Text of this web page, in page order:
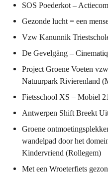
SOS Poederkot –
Gezonde lucht = een
Vzw Kanunnik
De Gevelgäng –
Project Groene Voeten
Natuurpark Rivierenland
Fietsschool XS – Mobiel
Antwerpen Shift Breekt
Groene
wandelpad door het
Kindervriend (Rollegem)
Met een Wroeterfiets